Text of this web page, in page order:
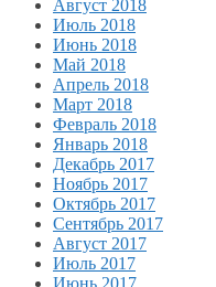
Август 2018
Июль 2018
Июнь 2018
Май 2018
Апрель 2018
Март 2018
Февраль 2018
Январь 2018
Декабрь 2017
Ноябрь 2017
Октябрь 2017
Сентябрь 2017
Август 2017
Июль 2017
Июнь 2017